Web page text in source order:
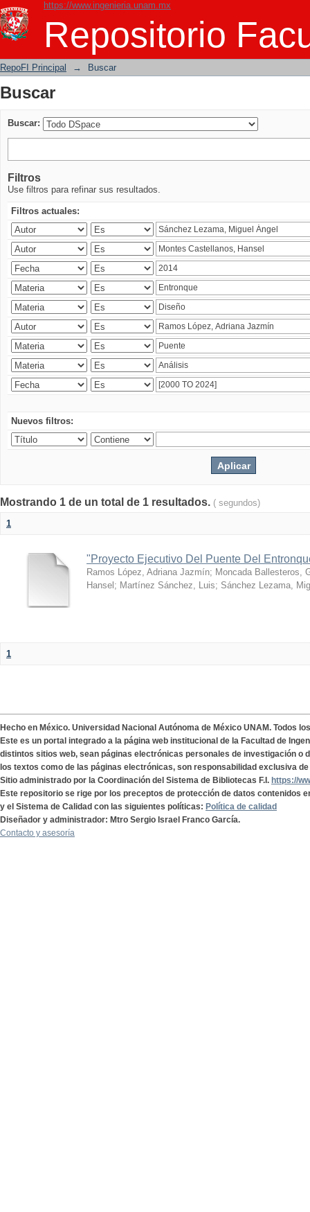
https://www.ingenieria.unam.mx
Repositorio
Buscar
RepoFI Principal → Buscar
Buscar
Buscar:
Filtros
Use filtros para refinar sus resultados.
Filtros actuales:
Nuevos filtros:
Mostrando 1 de un total de 1 resultados. ( segundos)
1
"Proyecto Ejecutivo Del Puente Del
Ramos López, Adriana Jazmín; Moncada Ballesteros,
Hansel ; Martínez Sánchez, Luis; Sánchez Lezama,
1
Hecho en México. Universidad Nacional Autónoma de México UNAM. Todos
Este es un portal integrado a la página web institucional de la Facultad de
distintos sitios web, sean páginas electrónicas personales de investigación o
los textos como de las páginas electrónicas, son responsabilidad exclusiva
Sitio administrado por la Coordinación del Sistema de Bibliotecas F.I. https://
Este repositorio se rige por los preceptos de protección de datos contenidos
y el Sistema de Calidad con las siguientes políticas: Política de calidad
Diseñador y administrador: Mtro Sergio Israel Franco García.
Contacto y asesoría